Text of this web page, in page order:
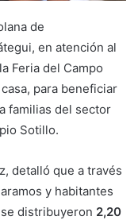
de
en atención al
Feria del Campo
para beneficiar
familias del sector
Sotillo.
detalló que a través
y habitantes
distribuyeron 2,20